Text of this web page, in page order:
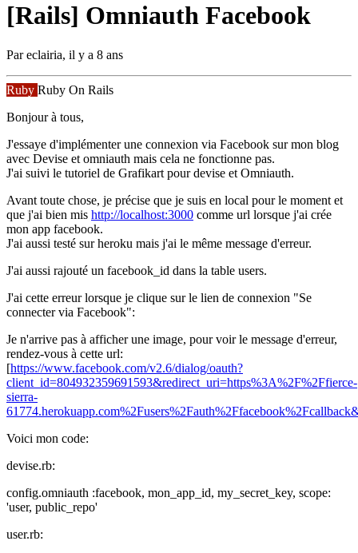
[Rails] Omniauth Facebook
Pareclairia, il y a 8 ans
Ruby Ruby On Rails
Bonjour à tous,
J'essaye d'implémenter une connexion via Facebook sur mon blog
avec Devise et omniauth mais cela ne fonctionne pas.
J'ai suivi le tutoriel de Grafikart pour devise et Omniauth.
Avant toute chose, je précise que je suis en local pour le moment et
que j'ai bien mis http://localhost:3000 comme url lorsque j'ai crée
mon app facebook.
J'ai aussi testé sur heroku mais j'ai le même message d'erreur.
J'ai aussi rajouté un facebook_id dans la table users.
J'ai cette erreur lorsque je clique sur le lien de connexion "Se
connecter via Facebook":
Je n'arrive pas à afficher une image, pour voir le message d'erreur,
rendez-vous à cette url:
[https://www.facebook.com/v2.6/dialog/oauth?
client_id=804932359691593&redirect_uri=https%3A%2F%2Ffierce-
sierra-
Voici mon code:
devise.rb:
config.omniauth :facebook, mon_app_id, my_secret_key, scope:
'user, public_repo'
user.rb: